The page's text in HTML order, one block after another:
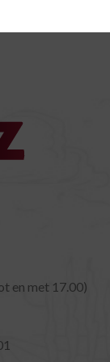
en met 17.00)